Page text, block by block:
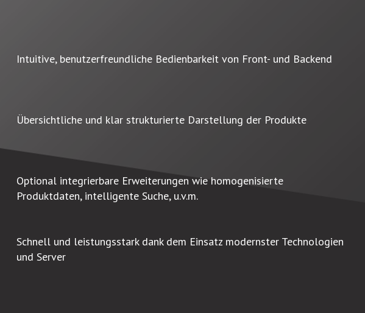
Intuitive, benutzerfreundliche Bedienbarkeit von Front- und Backend
Übersichtliche und klar strukturierte Darstellung der Produkte
Optional integrierbare Erweiterungen wie homogenisierte
Produktdaten, intelligente Suche, u.v.m.
Schnell und leistungsstark dank dem Einsatz modernster Technologien
und Server